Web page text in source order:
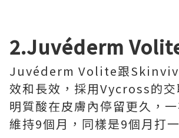
2.Juvéderm
Juvéderm Volite跟
效和長效，採用Vycross的交
明質酸在皮膚內停留更久，
維持9個月，同樣是9個月打一